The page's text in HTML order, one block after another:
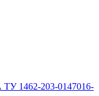
ТУ 1462-203-0147016-